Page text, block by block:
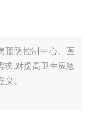
预防控制中心、医
求,对提高卫生应急
。